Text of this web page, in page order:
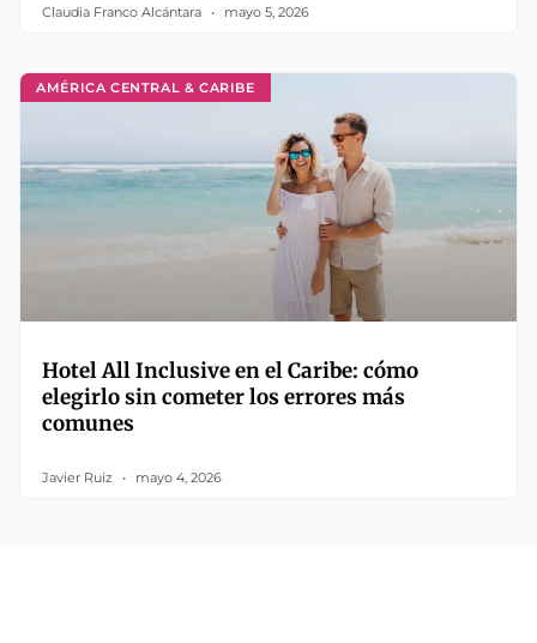
Claudia Franco Alcántara mayo 5, 2026
AMÉRICA CENTRAL & CARIBE
Hotel All Inclusive en el Caribe: cómo
elegirlo sin cometer los errores más
comunes
Javier Ruiz mayo 4, 2026